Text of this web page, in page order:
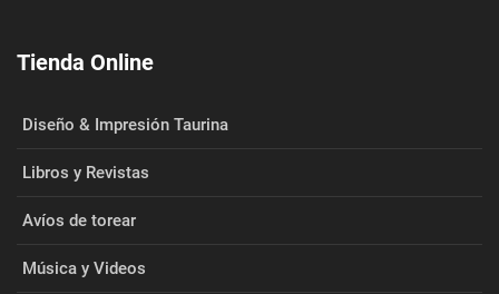
Tienda Online
Diseño & Impresión Taurina
Libros y Revistas
Avíos de torear
Música y Videos